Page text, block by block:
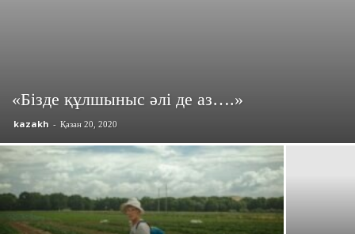
«Бізде құлшыныс әлі де аз….»
kazakh - Қазан 20, 2020